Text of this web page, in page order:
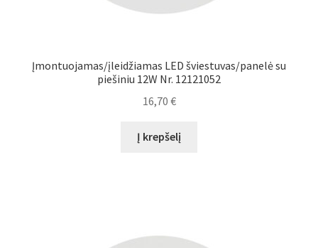
Įmontuojamas/įleidžiamas LED šviestuvas/panelė su
piešiniu 12W Nr. 12121052
16,70 €
Į krepšelį